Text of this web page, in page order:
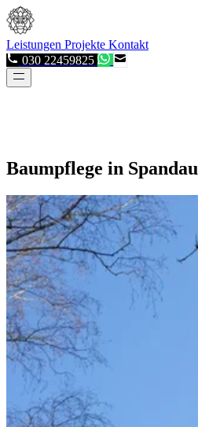
Leistungen Projekte Kontakt
030 22459825
Baumpflege in Spandau